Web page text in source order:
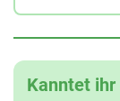
Kanntet